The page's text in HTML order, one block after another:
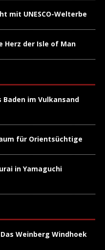
mit UNESCO-Welterbe
Herz der Isle of Man
Baden im Vulkansand
für Orientsüchtige
in Yamaguchi
Weinberg Windhoek